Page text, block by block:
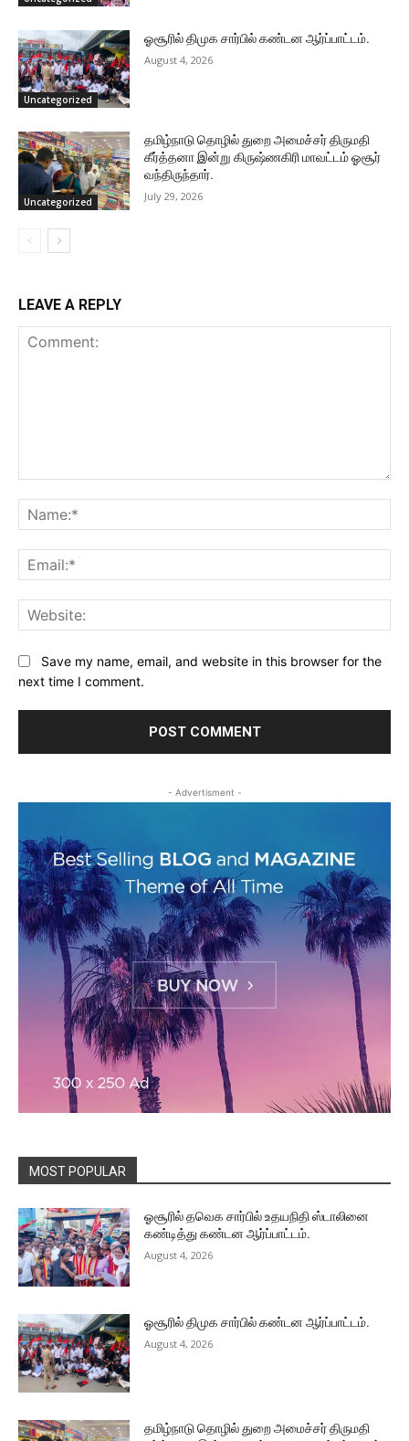
Uncategorized
ஓசூரில் திமுக சார்பில் கண்டன ஆர்ப்பாட்டம்.
August 4, 2026
Uncategorized
தமிழ்நாடு தொழில் துறை அமைச்சர் திருமதி
கீர்த்தனா இன்று கிருஷ்ணகிரி மாவட்டம் ஓசூர்
வந்திருந்தார்.
July 29, 2026
LEAVE A REPLY
Save my name, email, and website in this browser for the
next time I comment.
- Advertisment -
MOST POPULAR
ஓசூரில் தவெக சார்பில் உதயநிதி ஸ்டாலினை
கண்டித்து கண்டன ஆர்ப்பாட்டம்.
August 4, 2026
ஓசூரில் திமுக சார்பில் கண்டன ஆர்ப்பாட்டம்.
August 4, 2026
தமிழ்நாடு தொழில் துறை அமைச்சர் திருமதி